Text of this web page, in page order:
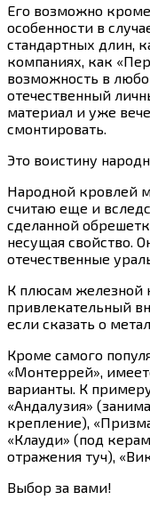
Его возможно кроме
особенности в
стандартных длин,
компаниях, как
возможность в
отечественный
материал и уже
смонтировать.
Это воистину
Народной кровлей
считаю еще и
сделанной
несущая свойство.
отечественные
К плюсам железной
привлекательный
если сказать о
Кроме самого
«Монтеррей»,
варианты. К
«Андалузия»
крепление),
«Клауди» (под
отражения туч),
Выбор за вами!